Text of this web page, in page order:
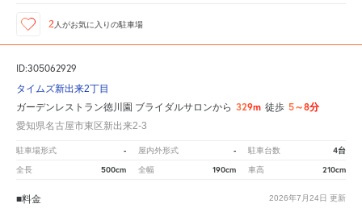
2 人がお気に入りの駐車場
ID:305062929
タイムズ新出来2丁目
ガーデンレストラン徳川園 ブライダルサロンから 329m 徒歩 5～8分
愛知県名古屋市東区新出来2-3
駐車場形式 - 屋内外形式 - 駐車台数 4台
全長 500cm 全幅 190cm 車高 210cm
2026年7月24日 更新
■料金